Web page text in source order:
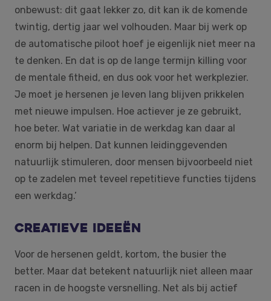
onbewust: dit gaat lekker zo, dit kan ik de komende
twintig, dertig jaar wel volhouden. Maar bij werk op
de automatische piloot hoef je eigenlijk niet meer na
te denken. En dat is op de lange termijn killing voor
de mentale fitheid, en dus ook voor het werkplezier.
Je moet je hersenen je leven lang blijven prikkelen
met nieuwe impulsen. Hoe actiever je ze gebruikt,
hoe beter. Wat variatie in de werkdag kan daar al
enorm bij helpen. Dat kunnen leidinggevenden
natuurlijk stimuleren, door mensen bijvoorbeeld niet
op te zadelen met teveel repetitieve functies tijdens
een werkdag.’
Creatieve ideeën
Voor de hersenen geldt, kortom, the busier the
better. Maar dat betekent natuurlijk niet alleen maar
racen in de hoogste versnelling. Net als bij actief